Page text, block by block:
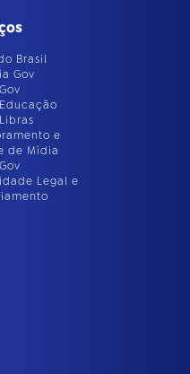
Brasil
Gov
e
de Mídia
Legal e